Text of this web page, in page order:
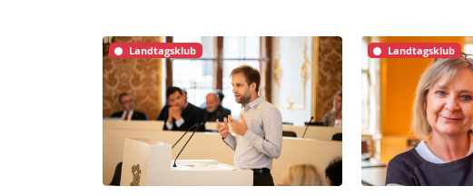
Landtagsklub Landtagsklub